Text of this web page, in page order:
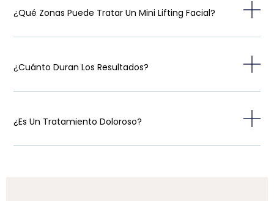
¿Qué Zonas Puede Tratar Un Mini Lifting Facial?
¿Cuánto Duran Los Resultados?
¿Es Un Tratamiento Doloroso?